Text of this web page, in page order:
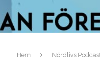
Hem Nördlivs